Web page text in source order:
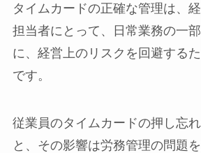
タイムカードの正確な管理は、
担当者にとって、日常業務の一
に、経営上のリスクを回避する
です。
従業員のタイムカードの押し忘
と、その影響は労務管理の問題を